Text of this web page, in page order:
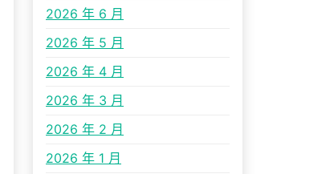
2026 年 6 月
2026 年 5 月
2026 年 4 月
2026 年 3 月
2026 年 2 月
2026 年 1 月